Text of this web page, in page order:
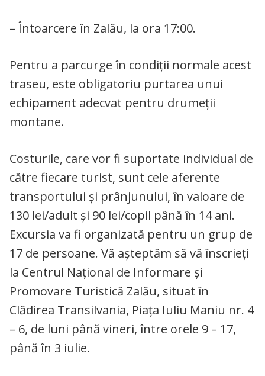
– Întoarcere în Zalău, la ora 17:00.
Pentru a parcurge în condiții normale acest
traseu, este obligatoriu purtarea unui
echipament adecvat pentru drumeții
montane.
Costurile, care vor fi suportate individual de
către fiecare turist, sunt cele aferente
transportului și prânjunului, în valoare de
130 lei/adult și 90 lei/copil până în 14 ani.
Excursia va fi organizată pentru un grup de
17 de persoane. Vă așteptăm să vă înscrieți
la Centrul Național de Informare și
Promovare Turistică Zalău, situat în
Clădirea Transilvania, Piața Iuliu Maniu nr. 4
– 6, de luni până vineri, între orele 9 – 17,
până în 3 iulie.